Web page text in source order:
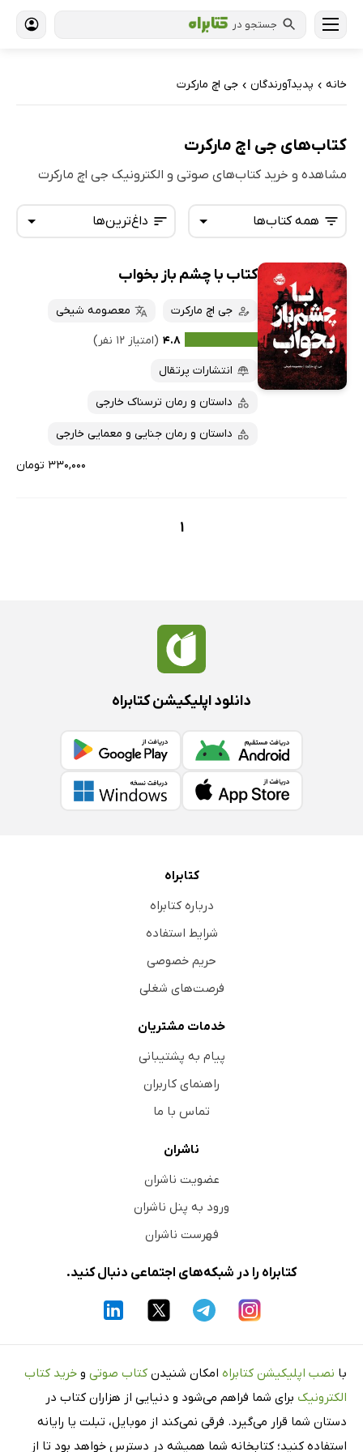
جستجو در
خانه › پدیدآورندگان › جی اچ مارکرت
کتاب‌های جی اچ مارکرت
مشاهده و خرید کتاب‌های صوتی و الکترونیک جی اچ مارکرت
داغ‌ترین‌ها
تازه‌ها
داغ‌ترین‌ها
پرفروش‌ها
پربحث‌ها
ارزان ترین‌ها
همه کتاب‌ها
همه کتاب‌ها
کتاب‌های صوتی
کتاب‌های متنی
کتاب با چشم باز بخواب
جی اچ مارکرت
معصومه شیخی
۴.۸ (امتیاز ۱۲ نفر)
انتشارات پرتقال
داستان و رمان ترسناک خارجی
داستان و رمان جنایی و معمایی خارجی
۳۳۰,۰۰۰ تومان
1
دانلود اپلیکیشن کتابراه
کتابراه
درباره کتابراه
شرایط استفاده
حریم خصوصی
فرصت‌های شغلی
خدمات مشتریان
پیام به پشتیبانی
راهنمای کاربران
تماس با ما
ناشران
عضویت ناشران
ورود به پنل ناشران
فهرست ناشران
کتابراه را در شبکه‌های اجتماعی دنبال کنید.
با نصب اپلیکیشن کتابراه امکان شنیدن کتاب صوتی و خرید کتاب
الکترونیک برای شما فراهم می‌شود و دنیایی از هزاران کتاب در
دستان شما قرار می‌گیرد. فرقی نمی‌کند از موبایل، تبلت یا رایانه
استفاده کنید؛ کتابخانه شما همیشه در دسترس خواهد بود تا از